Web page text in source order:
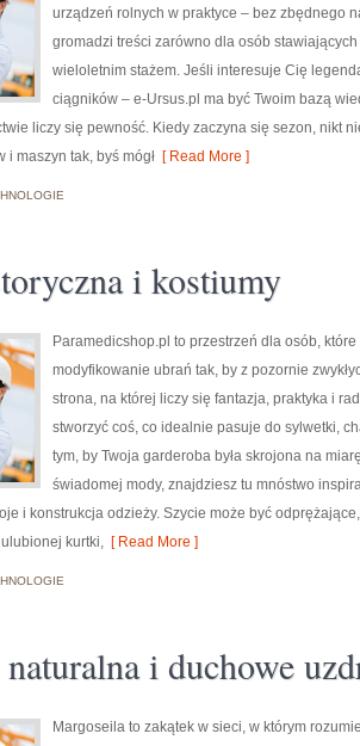
urządzeń rolnych w praktyce – bez zbędnego
gromadzi treści zarówno dla osób
wieloletnim stażem. Jeśli interesuje Cię
ciągników – e-Ursus.pl ma być Twoim bazą
liczy się pewność. Kiedy zaczyna się sezon, nikt
maszyn tak, byś mógł [ Read More ]
i kostiumy
Paramedicshop.pl to przestrzeń dla osób,
modyfikowanie ubrań tak, by z pozornie
strona, na której liczy się fantazja, praktyka i
stworzyć coś, co idealnie pasuje do sylwetki,
tym, by Twoja garderoba była skrojona na
świadomej mody, znajdziesz tu mnóstwo
i konstrukcja odzieży. Szycie może być
kurtki, [ Read More ]
i duchowe
Margoseila to zakątek w sieci, w którym